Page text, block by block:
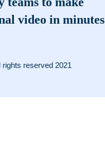
video in minutes
reserved 2021